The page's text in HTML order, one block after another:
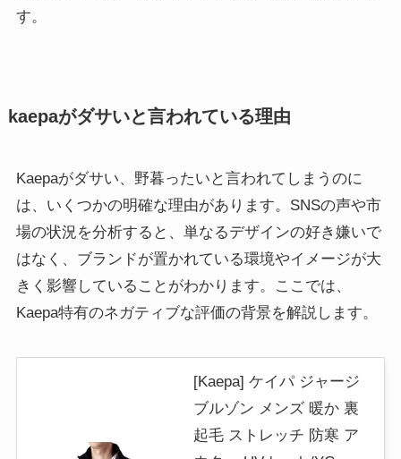
す。
kaepaがダサいと言われている理由
Kaepaがダサい、野暮ったいと言われてしまうのに
は、いくつかの明確な理由があります。SNSの声や市
場の状況を分析すると、単なるデザインの好き嫌いで
はなく、ブランドが置かれている環境やイメージが大
きく影響していることがわかります。ここでは、
Kaepa特有のネガティブな評価の背景を解説します。
[Kaepa] ケイパ ジャージ
ブルゾン メンズ 暖か 裏
起毛 ストレッチ 防寒 ア